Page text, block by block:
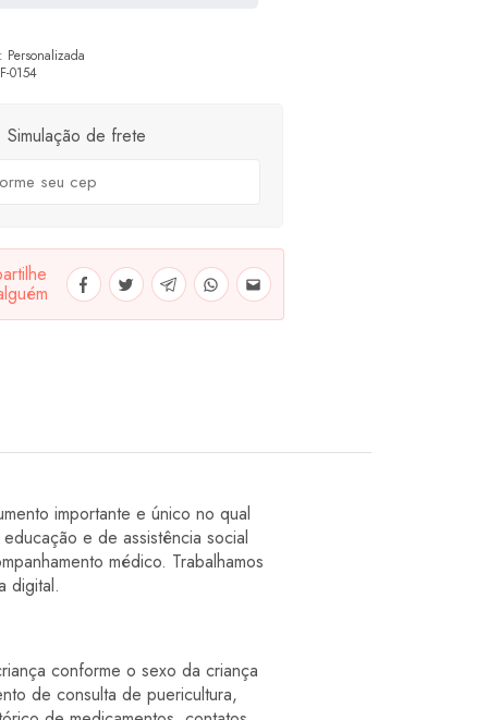
0154
Personalizada
Simulação de frete
importante e único no qual
e de assistência social
médico. Trabalhamos
digital.
conforme o sexo da criança
de consulta de puericultura,